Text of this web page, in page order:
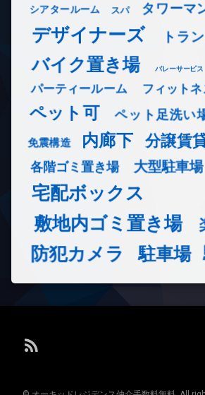
シアタールーム スパ タワーマ
デザイナーズ トラ
バイク置き場 バレーサービス
パーティールーム フィットネ
ペット可 ペット足洗い
免震構造 内廊下 分譲賃
各階ゴミ置き場 大型駐車場
宅配ボックス
敷地内ゴミ置き場
防犯カメラ 駐車場
RSS